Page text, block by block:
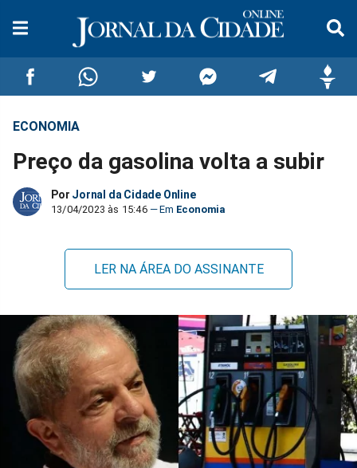
Compartilhar
no
Facebook
Compartilhar
no
Whatsapp
no
Twitter
no
Messenger
no
no
ECONOMIA
Preço da gasolina volta a subir
Por Jornal da Cidade Online
13/04/2023 às 15:46 Economia
LER NA ÁREA DO ASSINANTE